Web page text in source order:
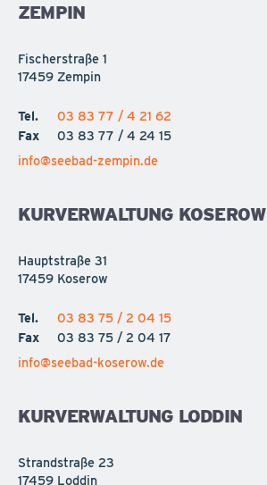
ZEMPIN
Fischerstraße 1
17459 Zempin
Tel.
03 83 77 / 4 21 62
Fax
03 83 77 / 4 24 15
info@seebad-zempin.de
KURVERWALTUNG KOSEROW
Hauptstraße 31
17459 Koserow
Tel.
03 83 75 / 2 04 15
Fax
03 83 75 / 2 04 17
info@seebad-koserow.de
KURVERWALTUNG LODDIN
Strandstraße 23
17459 Loddin